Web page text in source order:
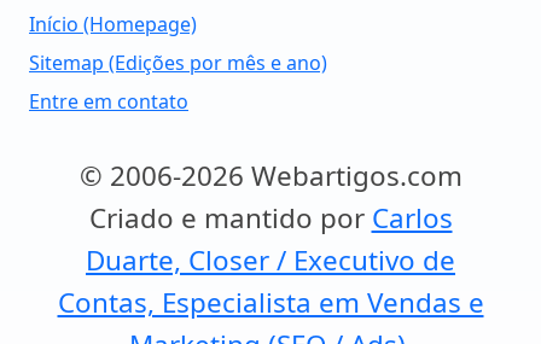
Início (Homepage)
Sitemap (Edições por mês e ano)
Entre em contato
© 2006-2026 Webartigos.com
Criado e mantido por Carlos
Duarte, Closer / Executivo de
Contas, Especialista em Vendas e